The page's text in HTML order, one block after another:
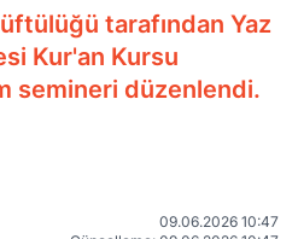
tarafından Yaz
Kur'an Kursu
semineri düzenlendi.
09.06.2026 10:47